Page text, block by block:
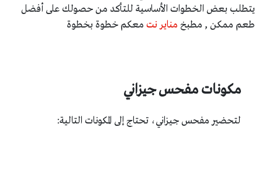
يتطلب بعض الخطوات الأساسية للتأكد من حصولك على أفضل
طعم ممكن , مطبخ مناير نت معكم خطوة بخطوة
مكونات مفحس جيزاني
لتحضير مفحس جيزاني، تحتاج إلى المكونات التالية: